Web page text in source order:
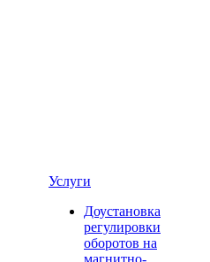
Услуги
Доустановка
регулировки
оборотов на
магнитно-